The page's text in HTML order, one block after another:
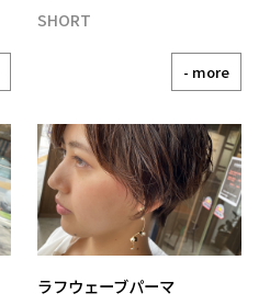
SHORT
- more
ラフウェーブパーマ